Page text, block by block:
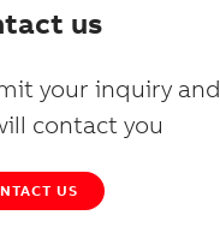
us
your inquiry and
contact you
US